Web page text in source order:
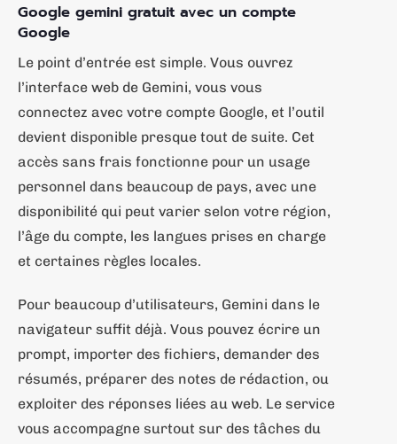
Google gemini gratuit avec un compte
Google
Le point d’entrée est simple. Vous ouvrez
l’interface web de Gemini, vous vous
connectez avec votre compte Google, et l’outil
devient disponible presque tout de suite. Cet
accès sans frais fonctionne pour un usage
personnel dans beaucoup de pays, avec une
disponibilité qui peut varier selon votre région,
l’âge du compte, les langues prises en charge
et certaines règles locales.
Pour beaucoup d’utilisateurs, Gemini dans le
navigateur suffit déjà. Vous pouvez écrire un
prompt, importer des fichiers, demander des
résumés, préparer des notes de rédaction, ou
exploiter des réponses liées au web. Le service
vous accompagne surtout sur des tâches du